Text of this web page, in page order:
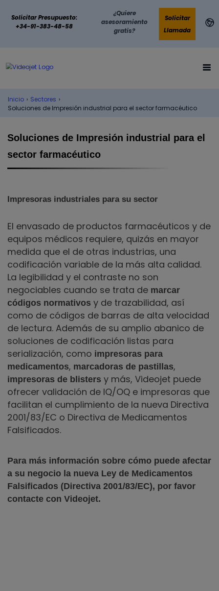
Solicitar Presupuesto:
+34-91-383-48-58
¿Quiere
asesoramiento
gratis?
Solicitar
Llamada
Inicio › Sectores ›
Soluciones de Impresión industrial para el sector farmacéutico
Soluciones de Impresión industrial para el
sector farmacéutico
Impresoras industriales para su sector
El envasado de productos farmacéuticos y de
equipos médicos requiere, quizás en mayor
medida que el de otras industrias, una
codificación variable de la más alta calidad.
La legibilidad y el contraste no son
negociables cuando se trata de marcar
códigos normativos y de trazabilidad, así
como de códigos de barras de alta velocidad
de lectura. Además de su amplio abanico de
soluciones de codificación listas para
serialización, como impresoras para
medicamentos, marcadoras de pastillas,
impresoras de blisters y más, Videojet puede
ofrecer validación de IQ/OQ e impresoras que
facilitan el cumplimiento de la nueva Directiva
2001/83/EC o Directiva de Medicamentos
Falsificados.
Para más información sobre cómo puede afectar
a su negocio la nueva Ley de Medicamentos
Falsificados (Directiva 2001/83/EC), por favor
contacte con Videojet.